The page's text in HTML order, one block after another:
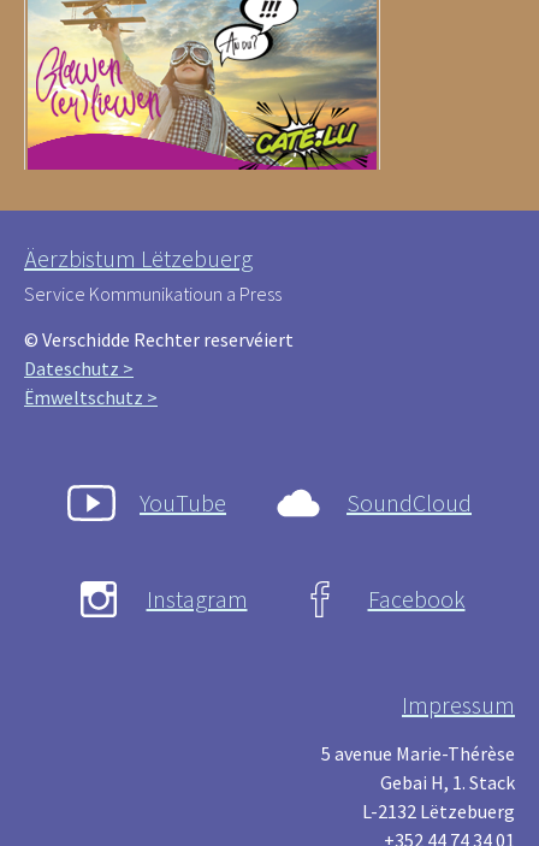
Äerzbistum Lëtzebuerg
Service Kommunikatioun a Press
© Verschidde Rechter reservéiert
Dateschutz >
Ëmweltschutz >
YouTube SoundCloud
Instagram Facebook
Impressum
5 avenue Marie-Thérèse
Gebai H, 1. Stack
L-2132 Lëtzebuerg
+352 44 74 34 01